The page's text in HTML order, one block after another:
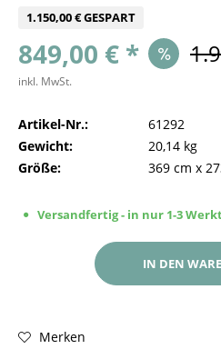
1.150,00 € GESPART
849,00 € *
inkl. MwSt.
Artikel-Nr.:
61292
Gewicht:
20,14 kg
Größe:
369 cm x
Versandfertig - in nur 1-3
IN DEN
Merken